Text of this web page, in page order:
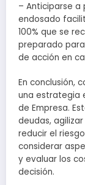
– Anticiparse a
endosado
100% que se
preparado
de acción en
En conclusión,
una estrategia
de Empresa.
deudas,
reducir el
considerar
y evaluar los
decisión.